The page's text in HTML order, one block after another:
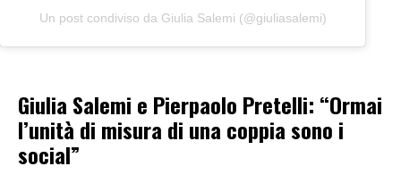
Un post condiviso da Giulia Salemi (@giuliasalemi)
Giulia Salemi e Pierpaolo Pretelli: “Ormai
l’unità di misura di una coppia sono i
social”